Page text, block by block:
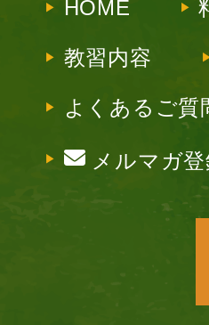
HOME
教習内容
よくあるご質
メルマガ登